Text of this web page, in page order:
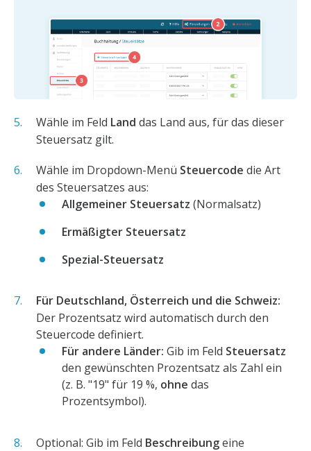
Wähle im Feld Land das Land aus, für das dieser
Steuersatz gilt.
Wähle im Dropdown-Menü Steuercode die Art
des Steuersatzes aus:
Allgemeiner Steuersatz (Normalsatz)
Ermäßigter Steuersatz
Spezial-Steuersatz
Für Deutschland, Österreich und die Schweiz:
Der Prozentsatz wird automatisch durch den
Steuercode definiert.
Für andere Länder: Gib im Feld Steuersatz
den gewünschten Prozentsatz als Zahl ein
(z. B. "19" für 19 %, ohne das
Prozentsymbol).
Optional: Gib im Feld Beschreibungeine